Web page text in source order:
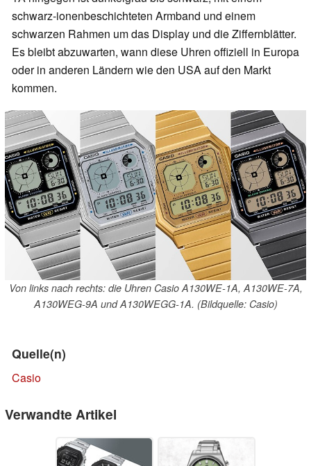
schwarz-ionenbeschichteten Armband und einem
schwarzen Rahmen um das Display und die Ziffernblätter.
Es bleibt abzuwarten, wann diese Uhren offiziell in Europa
oder in anderen Ländern wie den USA auf den Markt
kommen.
Von links nach rechts: die Uhren Casio A130WE-1A, A130WE-7A,
A130WEG-9A und A130WEGG-1A. (Bildquelle: Casio)
Quelle(n)
Casio
Verwandte Artikel